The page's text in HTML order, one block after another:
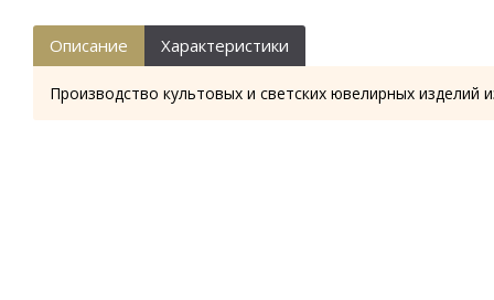
Описание Характеристики
Производство культовых и светских ювелирных изделий